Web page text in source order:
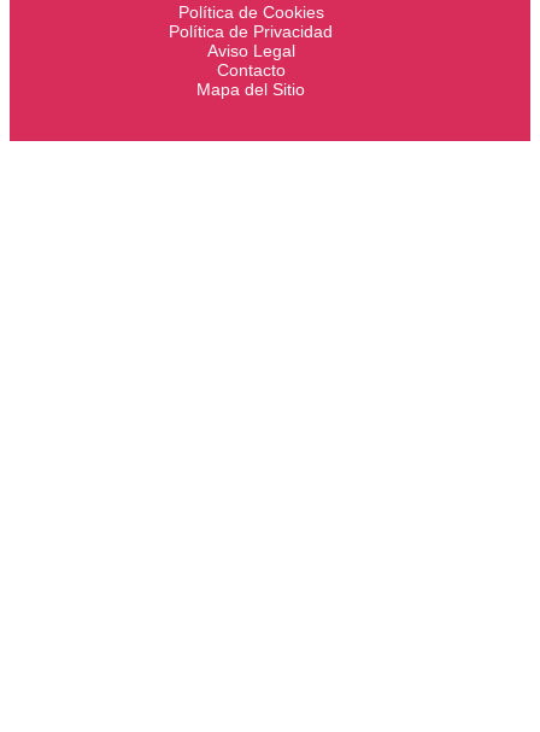
Política de Cookies
Política de Privacidad
Aviso Legal
Contacto
Mapa del Sitio